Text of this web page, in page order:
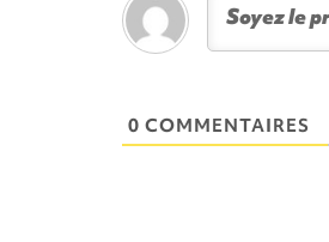
0 COMMENTAIRES